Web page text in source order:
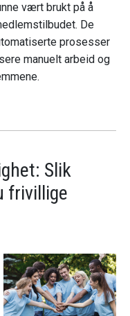
vært brukt på å
De
prosesser
manuelt arbeid og
Slik
frivillige